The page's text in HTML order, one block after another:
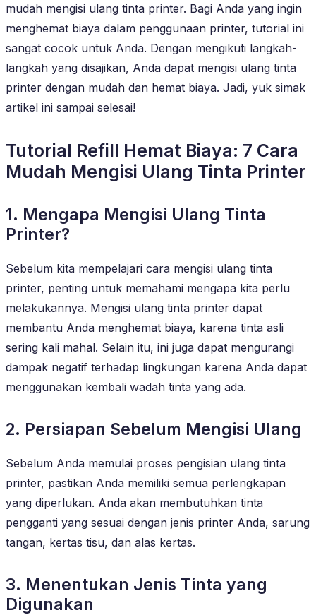
mudah mengisi ulang tinta printer. Bagi Anda yang ingin
menghemat biaya dalam penggunaan printer, tutorial ini
sangat cocok untuk Anda. Dengan mengikuti langkah-
langkah yang disajikan, Anda dapat mengisi ulang tinta
printer dengan mudah dan hemat biaya. Jadi, yuk simak
artikel ini sampai selesai!
Tutorial Refill Hemat Biaya: 7 Cara
Mudah Mengisi Ulang Tinta Printer
1. Mengapa Mengisi Ulang Tinta
Printer?
Sebelum kita mempelajari cara mengisi ulang tinta
printer, penting untuk memahami mengapa kita perlu
melakukannya. Mengisi ulang tinta printer dapat
membantu Anda menghemat biaya, karena tinta asli
sering kali mahal. Selain itu, ini juga dapat mengurangi
dampak negatif terhadap lingkungan karena Anda dapat
menggunakan kembali wadah tinta yang ada.
2. Persiapan Sebelum Mengisi Ulang
Sebelum Anda memulai proses pengisian ulang tinta
printer, pastikan Anda memiliki semua perlengkapan
yang diperlukan. Anda akan membutuhkan tinta
pengganti yang sesuai dengan jenis printer Anda, sarung
tangan, kertas tisu, dan alas kertas.
3. Menentukan Jenis Tinta yang
Digunakan